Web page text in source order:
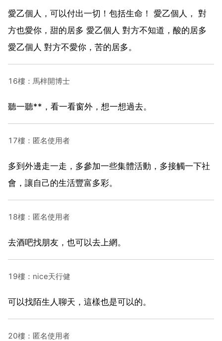
愛乙個人，可以付出一切！包括生命！ 愛乙個人， 對
方也愛你，甜的居多 愛乙個人 對方不知道，酸的居多
愛乙個人 對方不愛你，苦的居多。
16樓：馬梓開博士
聽一聽**，看一看窗外，想一想過去。
17樓：匿名使用者
多到外邊走一走，多參加一些集體活動，多接觸一下社
會，讓自己的生活豐富多彩。
18樓：匿名使用者
去酒吧找朋友，也可以去上網。
19樓：nice天行健
可以找陌生人聊天，這樣也是可以的。
20樓：匿名使用者